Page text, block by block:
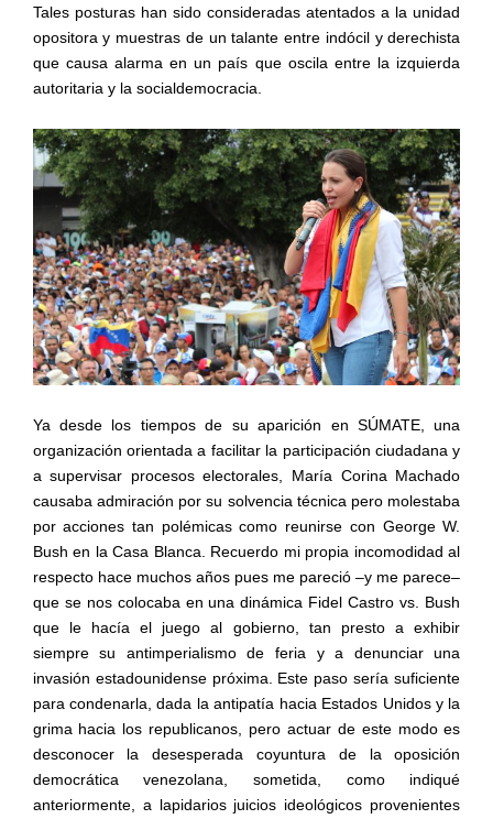
Tales posturas han sido consideradas atentados a la unidad
opositora y muestras de un talante entre indócil y derechista
que causa alarma en un país que oscila entre la izquierda
autoritaria y la socialdemocracia.
Ya desde los tiempos de su aparición en SÚMATE, una
organización orientada a facilitar la participación ciudadana y
a supervisar procesos electorales, María Corina Machado
causaba admiración por su solvencia técnica pero molestaba
por acciones tan polémicas como reunirse con George W.
Bush en la Casa Blanca. Recuerdo mi propia incomodidad al
respecto hace muchos años pues me pareció –y me parece–
que se nos colocaba en una dinámica Fidel Castro vs. Bush
que le hacía el juego al gobierno, tan presto a exhibir
siempre su antimperialismo de feria y a denunciar una
invasión estadounidense próxima. Este paso sería suficiente
para condenarla, dada la antipatía hacia Estados Unidos y la
grima hacia los republicanos, pero actuar de este modo es
desconocer la desesperada coyuntura de la oposición
democrática venezolana, sometida, como indiqué
anteriormente, a lapidarios juicios ideológicos provenientes